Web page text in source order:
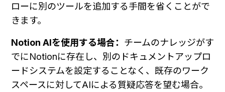
ローに別のツールを追加する手間を省くことがで
きます。
Notion AIを使用する場合： チームのナレッジがす
でにNotionに存在し、別のドキュメントアップロ
ードシステムを設定することなく、既存のワーク
スペースに対してAIによる質疑応答を望む場合。